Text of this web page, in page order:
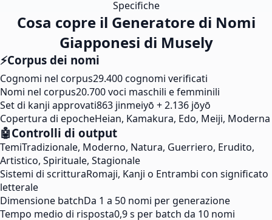
Specifiche
Cosa copre il Generatore di Nomi
Giapponesi di Musely
⚡Corpus dei nomi
Cognomi nel corpus29.400 cognomi verificati
Nomi nel corpus20.700 voci maschili e femminili
Set di kanji approvati863 jinmeiyō + 2.136 jōyō
Copertura di epocheHeian, Kamakura, Edo, Meiji, Moderna
🤖Controlli di output
TemiTradizionale, Moderno, Natura, Guerriero, Erudito,
Artistico, Spirituale, Stagionale
Sistemi di scritturaRomaji, Kanji o Entrambi con significato
letterale
Dimensione batchDa 1 a 50 nomi per generazione
Tempo medio di risposta0,9 s per batch da 10 nomi